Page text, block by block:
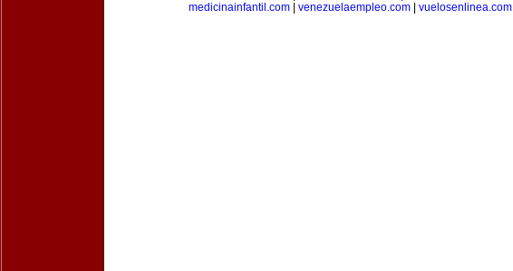
medicinainfantil.com| venezuelaempleo.com| vuelosenlinea.com|